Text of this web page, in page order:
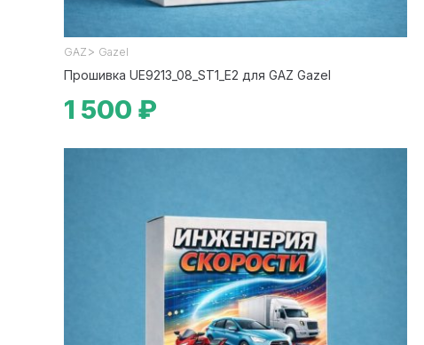
GAZ > Gazel
Прошивка UE9213_08_ST1_E2 для GAZ Gazel
1 500 ₽